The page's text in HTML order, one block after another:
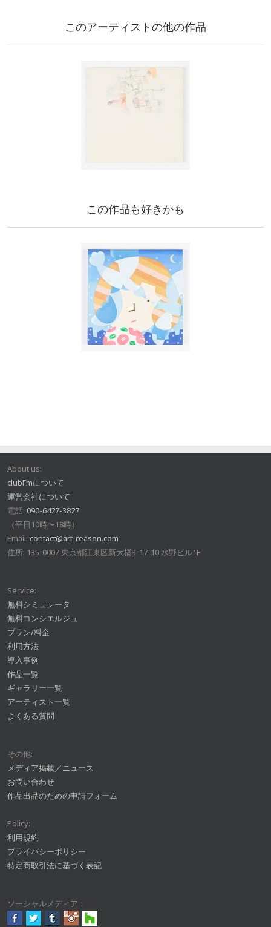
このアーティストの他の作品
この作品も好きかも
About us:
clubFmについて
運営会社について
電話: 090-6427-3827
（平日10時〜18時）
Email: contact@art-reason.com
住所: 135-0007 東京都江東区新大橋3-17-10 水野ビル1F
Service:
無料シミュレータ
無料コンシエルジュ
プラン/料金
利用方法
導入事例
作品一覧
ギャラリー一覧
アーティスト一覧
よくある質問
その他:
メディア掲載／ニュース
お問い合わせ
作品出品のための申請フォーム
Policy:
利用規約
プライバシーポリシー
特定商取引法に基づく表記
ソーシャルメディア：